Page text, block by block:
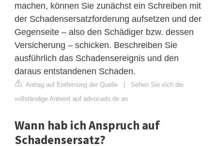
machen, können Sie zunächst ein Schreiben mit
der Schadensersatzforderung aufsetzen und der
Gegenseite – also den Schädiger bzw. dessen
Versicherung – schicken. Beschreiben Sie
ausführlich das Schadensereignis und den
daraus entstandenen Schaden.
Antrag auf Entfernung der Quelle | Sehen Sie sich die
vollständige Antwort auf advocado.de an
Wann hab ich Anspruch auf
Schadensersatz?